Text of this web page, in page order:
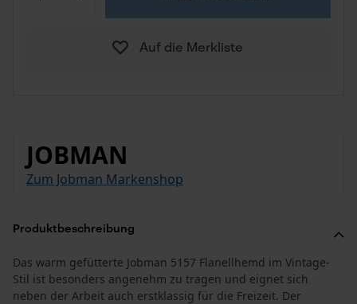
Auf die Merkliste
JOBMAN
Zum Jobman Markenshop
Produktbeschreibung
Das warm gefütterte Jobman 5157 Flanellhemd im Vintage-
Stil ist besonders angenehm zu tragen und eignet sich
neben der Arbeit auch erstklassig für die Freizeit. Der